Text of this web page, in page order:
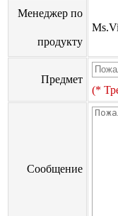
Менеджер по
продукту
Предмет
(*
Сообщение